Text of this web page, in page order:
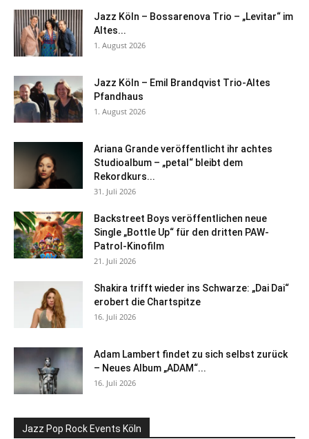
Jazz Köln – Bossarenova Trio – „Levitar“ im
Altes...
1. August 2026
Jazz Köln – Emil Brandqvist Trio-Altes
Pfandhaus
1. August 2026
Ariana Grande veröffentlicht ihr achtes
Studioalbum – „petal“ bleibt dem
Rekordkurs...
31. Juli 2026
Backstreet Boys veröffentlichen neue
Single „Bottle Up“ für den dritten PAW-
Patrol-Kinofilm
21. Juli 2026
Shakira trifft wieder ins Schwarze: „Dai Dai“
erobert die Chartspitze
16. Juli 2026
Adam Lambert findet zu sich selbst zurück
– Neues Album „ADAM“...
16. Juli 2026
Jazz Pop Rock Events Köln